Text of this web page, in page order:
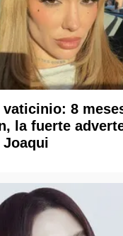
vaticinio: 8
la fuerte